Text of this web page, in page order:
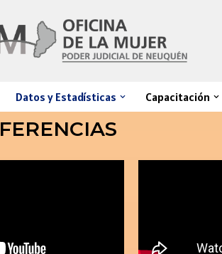
Datos y Estadísticas Capacitación